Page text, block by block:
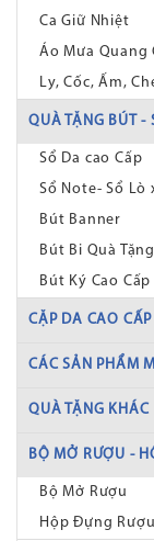
Ca Giữ Nhiệt
Áo Mưa Quang
Ly, Cốc, Ấm,
QUÀ TẶNG BÚT -
Sổ Da cao Cấp
Sổ Note- Sổ Lò
Bút Banner
Bút Bi Quà Tặng
Bút Ký Cao Cấp
CẶP DA CAO CẤP
CÁC SẢN PHẨM
QUÀ TẶNG KHÁC
BỘ MỞ RƯỢU -
Bộ Mở Rượu
Hộp Đựng Rượu